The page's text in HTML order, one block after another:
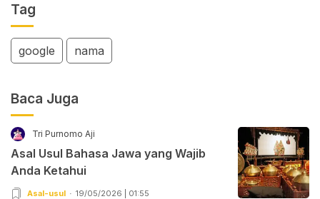
Tag
google nama
Baca Juga
Tri Purnomo Aji
Asal Usul Bahasa Jawa yang Wajib
Anda Ketahui
Asal-usul 19/05/2026 | 01:55